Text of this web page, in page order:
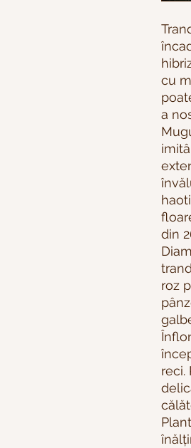
cu
a
din
roz
reci.